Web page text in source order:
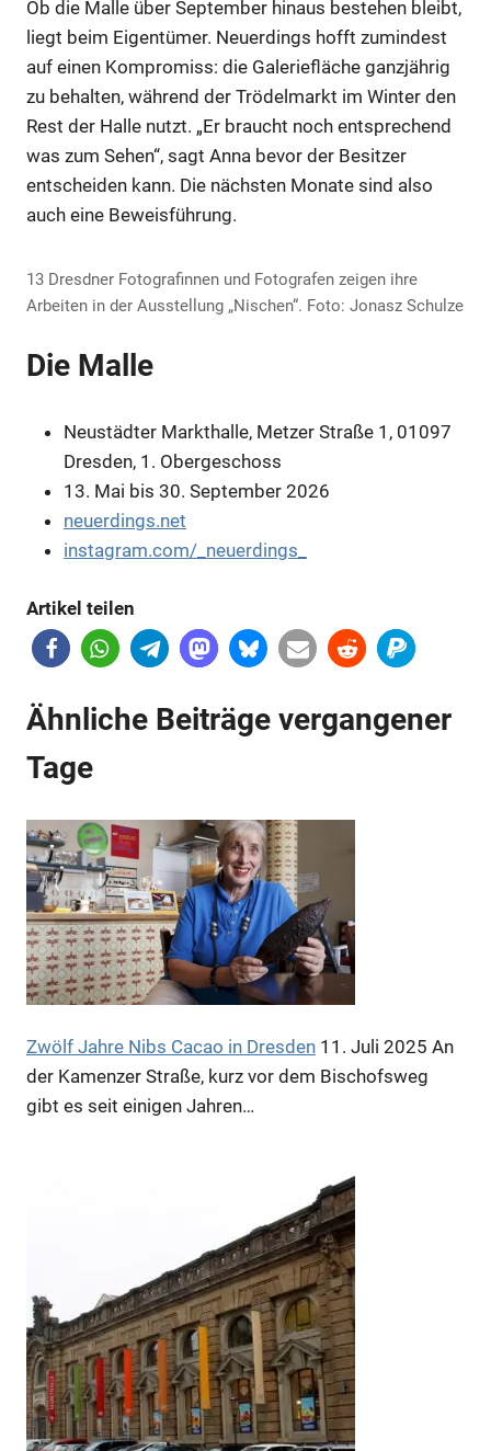
Anzeige
Anzeige
Anzeige
Ob die Malle über September hinaus bestehen bleibt,
liegt beim Eigentümer. Neuerdings hofft zumindest
auf einen Kompromiss: die Galeriefläche ganzjährig
zu behalten, während der Trödelmarkt im Winter den
Rest der Halle nutzt. „Er braucht noch entsprechend
was zum Sehen“, sagt Anna bevor der Besitzer
entscheiden kann. Die nächsten Monate sind also
auch eine Beweisführung.
13 Dresdner Fotografinnen und Fotografen zeigen ihre
Arbeiten in der Ausstellung „Nischen“. Foto: Jonasz Schulze
Die Malle
Neustädter Markthalle, Metzer Straße 1, 01097
Dresden, 1. Obergeschoss
13. Mai bis 30. September 2026
neuerdings.net
instagram.com/_neuerdings_
Artikel teilen
Ähnliche Beiträge vergangener
Tage
Zwölf Jahre Nibs Cacao in Dresden 11. Juli 2025 An
der Kamenzer Straße, kurz vor dem Bischofsweg
gibt es seit einigen Jahren…